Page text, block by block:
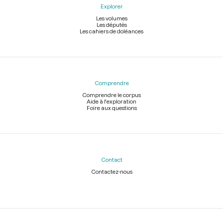
Explorer
Les volumes
Les députés
Les cahiers de doléances
Comprendre
Comprendre le corpus
Aide à l'exploration
Foire aux questions
Contact
Contactez-nous
Légal